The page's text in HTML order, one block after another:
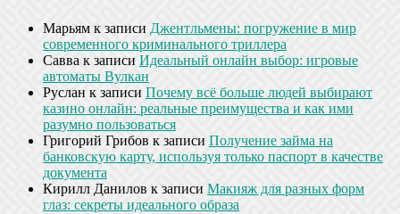
Марьям к записи Джентльмены: погружение в мир
современного криминального триллера
Савва к записи Идеальный онлайн выбор: игровые
автоматы Вулкан
Руслан к записи Почему всё больше людей выбирают
казино онлайн: реальные преимущества и как ими
разумно пользоваться
Григорий Грибов к записи Получение займа на
банковскую карту, используя только паспорт в качестве
документа
Кирилл Данилов к записи Макияж для разных форм
глаз: секреты идеального образа